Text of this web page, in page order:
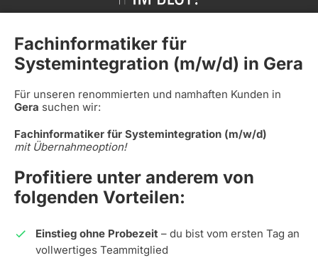
Fachinformatiker für
Systemintegration (m/w/d) in Gera
Für unseren renommierten und namhaften Kunden in
Gera suchen wir:
Fachinformatiker für Systemintegration (m/w/d)
mit Übernahmeoption!
Profitiere unter anderem von
folgenden Vorteilen:
Einstieg ohne Probezeit – du bist vom ersten Tag an
vollwertiges Teammitglied